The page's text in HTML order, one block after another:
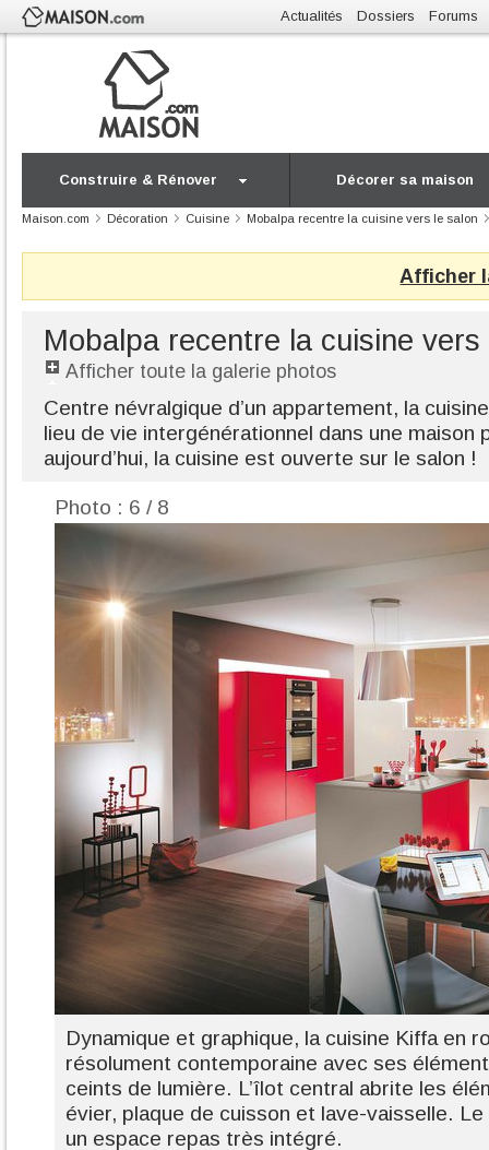
Actualités Dossiers Forums
Construire & Rénover Décorer sa maison
Maison.com Décoration Cuisine Mobalpa recentre la cuisine vers le salon
Afficher
Mobalpa recentre la cuisine vers
Afficher toute la galerie photos
Centre névralgique d’un appartement, la
lieu de vie intergénérationnel dans une maison
aujourd’hui, la cuisine est ouverte sur le salon !
Photo : 6 / 8
Dynamique et graphique, la cuisine Kiffa en
résolument contemporaine avec ses
ceints de lumière. L’îlot central abrite les
évier, plaque de cuisson et lave-vaisselle.
un espace repas très intégré.